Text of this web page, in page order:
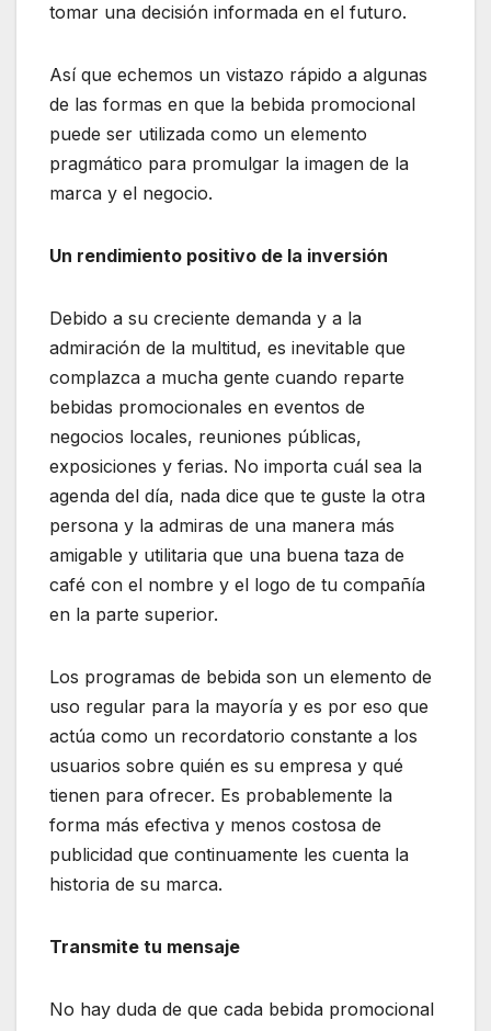
tomar una decisión informada en el futuro.
Así que echemos un vistazo rápido a algunas
de las formas en que la bebida promocional
puede ser utilizada como un elemento
pragmático para promulgar la imagen de la
marca y el negocio.
Un rendimiento positivo de la inversión
Debido a su creciente demanda y a la
admiración de la multitud, es inevitable que
complazca a mucha gente cuando reparte
bebidas promocionales en eventos de
negocios locales, reuniones públicas,
exposiciones y ferias. No importa cuál sea la
agenda del día, nada dice que te guste la otra
persona y la admiras de una manera más
amigable y utilitaria que una buena taza de
café con el nombre y el logo de tu compañía
en la parte superior.
Los programas de bebida son un elemento de
uso regular para la mayoría y es por eso que
actúa como un recordatorio constante a los
usuarios sobre quién es su empresa y qué
tienen para ofrecer. Es probablemente la
forma más efectiva y menos costosa de
publicidad que continuamente les cuenta la
historia de su marca.
Transmite tu mensaje
No hay duda de que cada bebida promocional